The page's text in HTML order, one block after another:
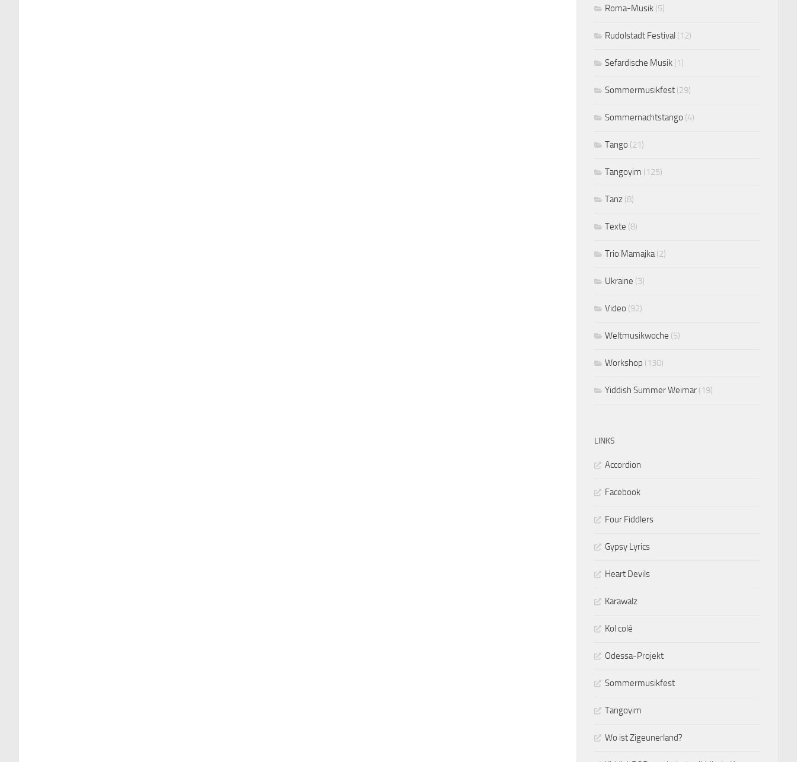
Roma-Musik (5)
Rudolstadt Festival (12)
Sefardische Musik (1)
Sommermusikfest (29)
Sommernachtstango (4)
Tango (21)
Tangoyim (125)
Tanz (8)
Texte (8)
Trio Mamajka (2)
Ukraine (3)
Video (92)
Weltmusikwoche (5)
Workshop (130)
Yiddish Summer Weimar (19)
LINKS
Accordion
Facebook
Four Fiddlers
Gypsy Lyrics
Heart Devils
Karawalz
Kol colé
Odessa-Projekt
Sommermusikfest
Tangoyim
Wo ist Zigeunerland?